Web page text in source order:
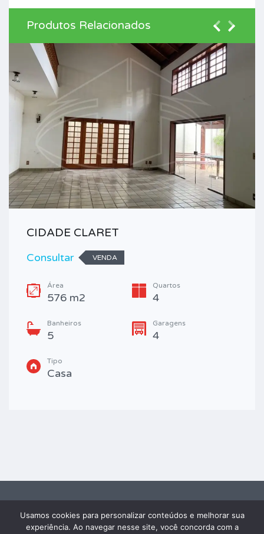
Produtos Relacionados
CIDADE CLARET
Consultar
VENDA
Área
576 m2
Quartos
4
Banheiros
5
Garagens
4
Tipo
Casa
2026 FRAY IMÓVEIS® - TODOS OS DIREITOS RESERVADOS. Powered by
Edaweb
Usamos cookies para personalizar conteúdos e melhorar sua
experiência. Ao navegar nesse site, você concorda com a